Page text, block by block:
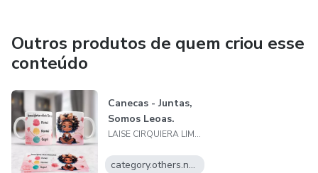
Outros produtos de quem criou esse
conteúdo
Canecas - Juntas,
Somos Leoas.
LAISE CIRQUIERA LIMA DOS ANJOS
category.others.name